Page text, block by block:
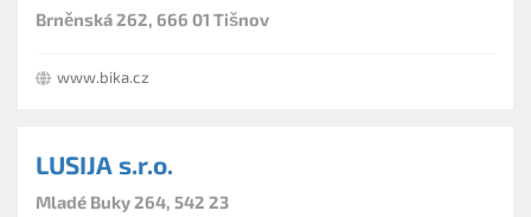
Brněnská 262, 666 01 Tišnov
www.bika.cz
LUSIJA s.r.o.
Mladé Buky 264, 542 23